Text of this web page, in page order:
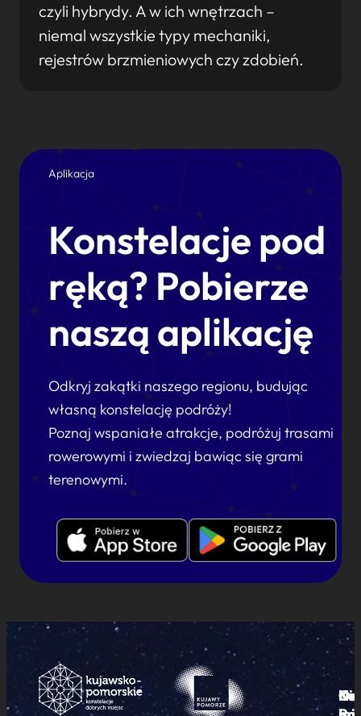
czyli hybrydy. A w ich wnętrzach –
niemal wszystkie typy mechaniki,
rejestrów brzmieniowych czy zdobień.
Aplikacja
Konstelacje pod
ręką? Pobierze
naszą aplikację
Odkryj zakątki naszego regionu, budując
własną konstelację podróży!
Poznaj wspaniałe atrakcje, podróżuj trasami
rowerowymi i zwiedzaj bawiąc się grami
terenowymi.